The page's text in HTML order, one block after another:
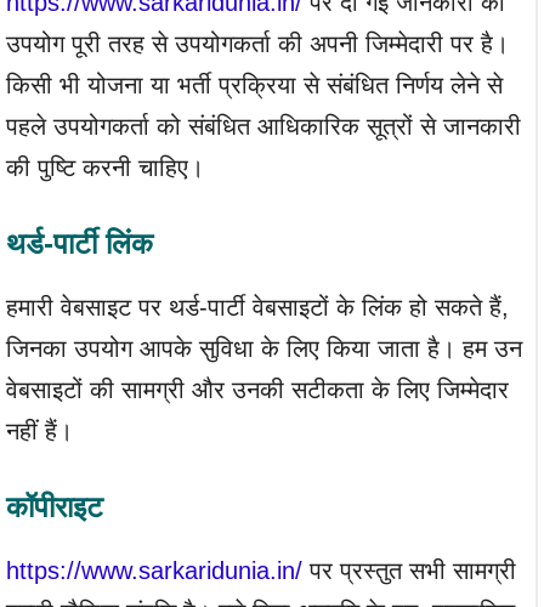
उपयोग पूरी तरह से उपयोगकर्ता की अपनी जिम्मेदारी पर है।
किसी भी योजना या भर्ती प्रक्रिया से संबंधित निर्णय लेने से
पहले उपयोगकर्ता को संबंधित आधिकारिक सूत्रों से जानकारी
की पुष्टि करनी चाहिए।
थर्ड-पार्टी लिंक
हमारी वेबसाइट पर थर्ड-पार्टी वेबसाइटों के लिंक हो सकते हैं,
जिनका उपयोग आपके सुविधा के लिए किया जाता है। हम उन
वेबसाइटों की सामग्री और उनकी सटीकता के लिए जिम्मेदार
नहीं हैं।
कॉपीराइट
https://www.sarkaridunia.in/ पर प्रस्तुत सभी सामग्री